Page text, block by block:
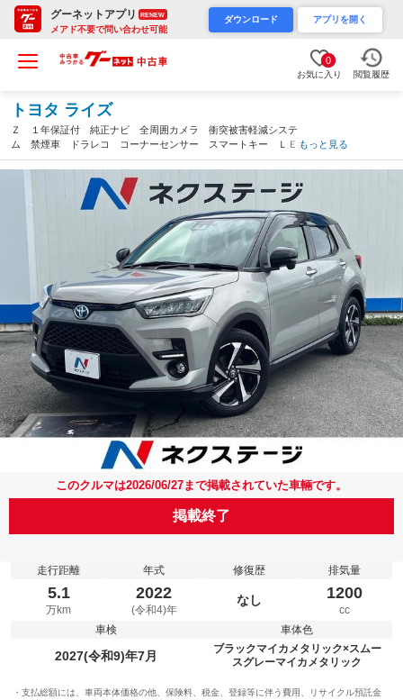
グーネットアプリ RENEW
メアド不要で問い合わせ可能
ダウンロード アプリを開く
0
お気に入り 閲覧履歴
トヨタ ライズ
Ｚ １年保証付 純正ナビ 全周囲カメラ 衝突被害軽減システ
ム 禁煙車 ドラレコ コーナーセンサー スマートキー ＬＥＤ
ヘッド ＥＴＣ 純正１７インチアルミ 車線逸脱警報 オートラ
イト オートエアコン（沖縄県）
もっと見る
このクルマは2026/06/27まで掲載されていた車輛です。
掲載終了
走行距離
5.1
万km
年式
2022
(令和4)年
修復歴
なし
排気量
1200
cc
車検
2027(令和9)年7月
車体色
ブラックマイカメタリック×スムー
スグレーマイカメタリック
支払総額には、車両本体価格の他、保険料、税金、登録等に伴う費用、リサイクル預託金